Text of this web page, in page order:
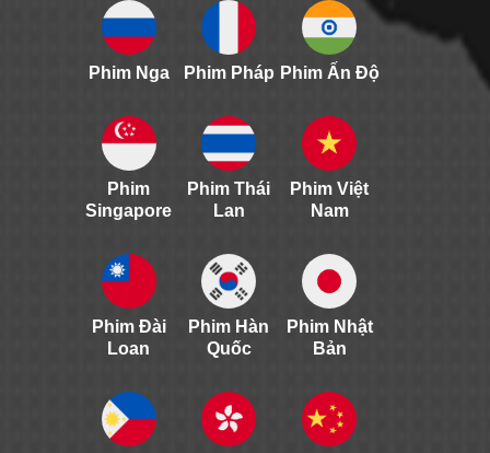
Phim Nga Phim Pháp Phim Ấn Độ
Phim
Singapore
Phim Thái
Lan
Phim Việt
Nam
Phim Đài
Loan
Phim Hàn
Quốc
Phim Nhật
Bản